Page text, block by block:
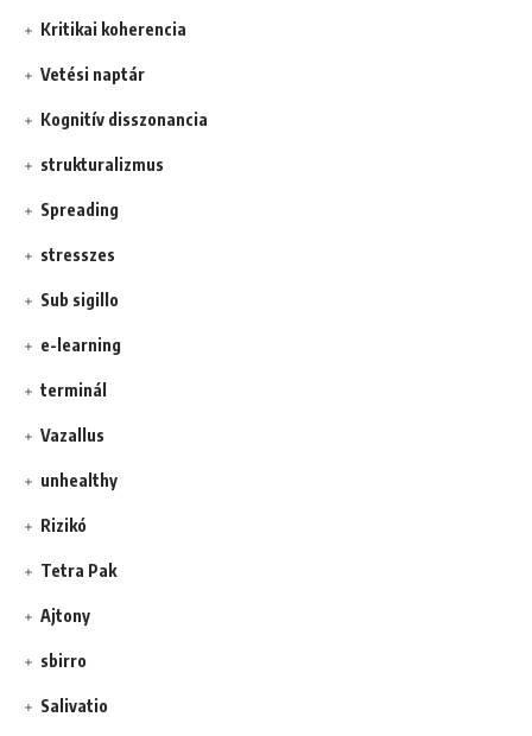
Kritikai koherencia
Vetési naptár
Kognitív disszonancia
strukturalizmus
Spreading
stresszes
Sub sigillo
e-learning
terminál
Vazallus
unhealthy
Rizikó
Tetra Pak
Ajtony
sbirro
Salivatio